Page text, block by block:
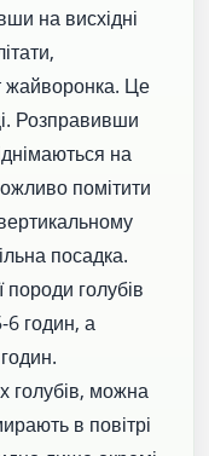
на висхідні
жайворонка. Це
Розправивши
на
помітити
посадка.
породи голубів
6 годин, а
голубів, можна
в повітрі